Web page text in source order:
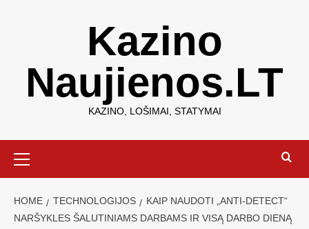
Kazino
Naujienos.LT
KAZINO, LOŠIMAI, STATYMAI
HOME TECHNOLOGIJOS
KAIP NAUDOTI „ANTI-DETECT“
NARŠYKLES ŠALUTINIAMS DARBAMS IR VISĄ DARBO DIENĄ